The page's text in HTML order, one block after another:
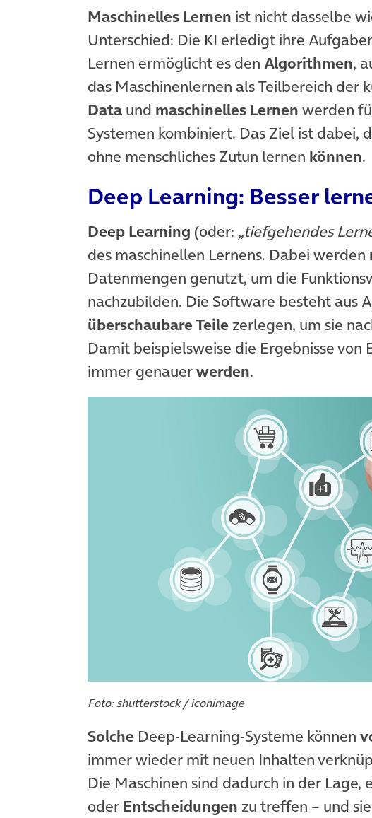
Maschinelles Lernen ist nicht dasselbe
Unterschied: Die KI erledigt ihre
Lernen ermöglicht es den Algorithmen,
das Maschinenlernen als Teilbereich der
Data und maschinelles Lernen werden
Systemen kombiniert. Das Ziel ist dabei,
ohne menschliches Zutun lernen können.
Deep Learning: Besser
Deep Learning (oder: „tiefgehendes
des maschinellen Lernens. Dabei werden
Datenmengen genutzt, um die
nachzubilden. Die Software besteht aus
überschaubare Teile zerlegen, um sie
Damit beispielsweise die Ergebnisse von
immer genauerwerden.
Foto: shutterstock / iconimage
Solche Deep-Learning-Systeme können
immer wieder mit neuen Inhalten
Die Maschinen sind dadurch in der Lage,
oder Entscheidungen zu treffen – und